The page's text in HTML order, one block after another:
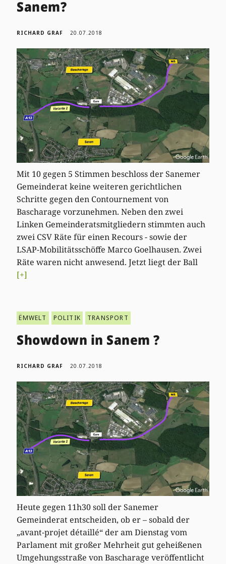
Sanem?
RICHARD GRAF 20.07.2018
Mit 10 gegen 5 Stimmen beschloss der Sanemer
Gemeinderat keine weiteren gerichtlichen
Schritte gegen den Contournement von
Bascharage vorzunehmen. Neben den zwei
Linken Gemeinderatsmitgliedern stimmten auch
zwei CSV Räte für einen Recours - sowie der
LSAP-Mobilitätsschöffe Marco Goelhausen. Zwei
Räte waren nicht anwesend. Jetzt liegt der Ball
[+]
ËMWELT POLITIK TRANSPORT
Showdown in Sanem ?
RICHARD GRAF 20.07.2018
Heute gegen 11h30 soll der Sanemer
Gemeinderat entscheiden, ob er – sobald der
„avant-projet détaillé“ der am Dienstag vom
Parlament mit großer Mehrheit gut geheißenen
Umgehungsstraße von Bascharage veröffentlicht